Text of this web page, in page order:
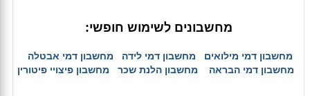
מחשבונים לשימוש חופשי:
מחשבון דמי מילואים מחשבון דמי לידה
מחשבון דמי אבטלה
מחשבון דמי הבראה
מחשבון הלנת שכר מחשבון פיצויי פיטורין